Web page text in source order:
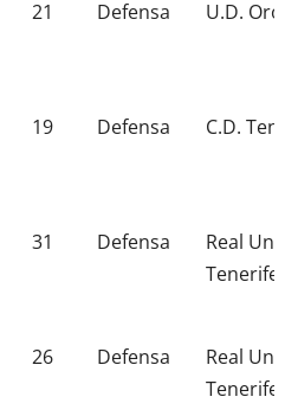
21 Defensa U.D.
19 Defensa C.D.
31 Defensa
Real
Tenerife
26 Defensa
Real
Tenerife